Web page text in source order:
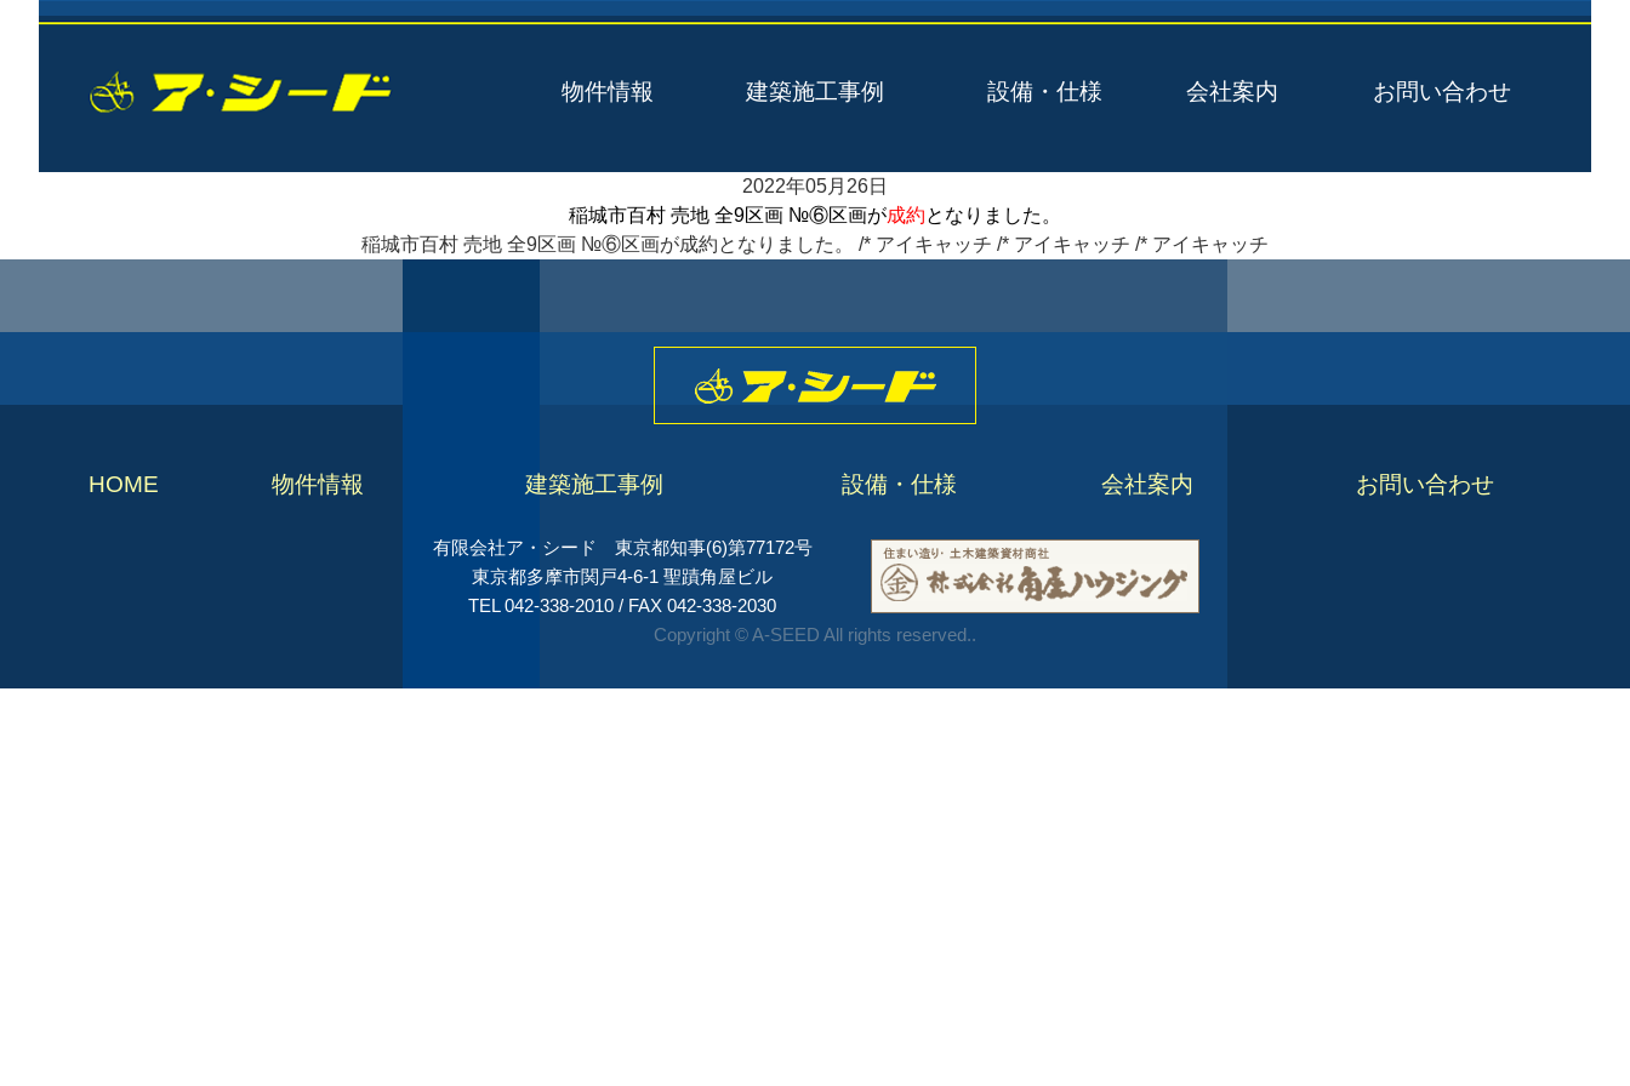
物件情報 建築施工事例 設備・仕様 会社案内 お問い合わせ
2022年05月26日
稲城市百村 売地 全9区画 №⑥区画が成約となりました。
稲城市百村 売地 全9区画 №⑥区画が成約となりました。 /* アイキャッチ /* アイキャッチ /* アイキャッチ
HOME 物件情報 建築施工事例 設備・仕様 会社案内 お問い合わせ
有限会社ア・シード 東京都知事(6)第77172号
東京都多摩市関戸4-6-1 聖蹟角屋ビル
TEL 042-338-2010 / FAX 042-338-2030
Copyright © A-SEED All rights reserved..